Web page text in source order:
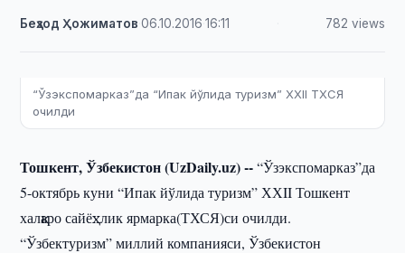
Беҳзод Ҳожиматов ·06.10.2016 ·16:11 782 views
“Ўзэкспомарказ”да “Ипак йўлида туризм” ХХII ТХСЯ
очилди
Тошкент, Ўзбекистон (UzDaily.uz) --“Ўзэкспомарказ”да
5-октябрь куни “Ипак йўлида туризм” ХХII Тошкент
халқаро сайёҳлик ярмарка(ТХСЯ)си очилди.
“Ўзбектуризм” миллий компанияси, Ўзбекистон